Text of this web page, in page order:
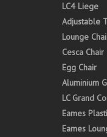
LC4 Liege
Adjustable
Lounge
Cesca Chair
Egg Chair
Aluminium
LC Grand
Eames
Eames